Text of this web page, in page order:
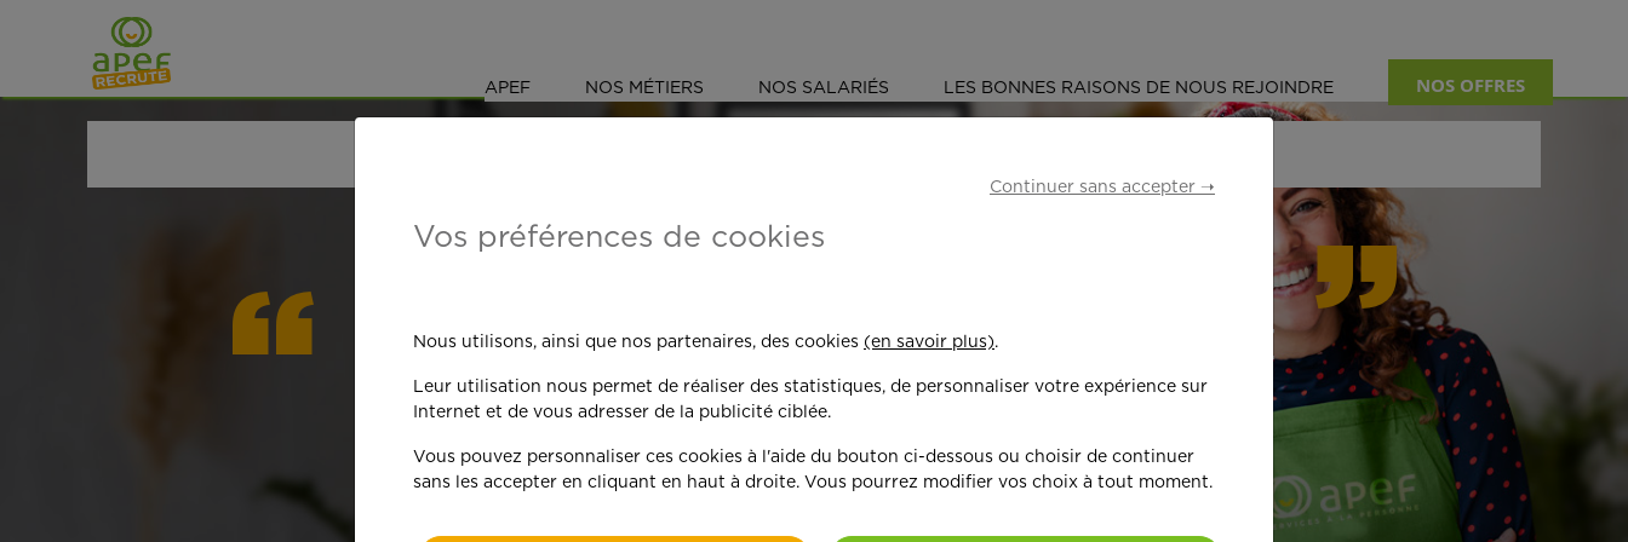
Navigation
Saut au contenu
APEF NOS MÉTIERS NOS SALARIÉS LES BONNES RAISONS DE NOUS REJOINDRE NOS OFFRES
On est toujours plus performant
quand on y met du cœur !
Continuer sans accepter ➝
Vos préférences de cookies
Nous utilisons, ainsi que nos partenaires, des cookies (en savoir plus).
Leur utilisation nous permet de réaliser des statistiques, de personnaliser votre expérience sur
Internet et de vous adresser de la publicité ciblée.
Vous pouvez personnaliser ces cookies à l'aide du bouton ci-dessous ou choisir de continuer
sans les accepter en cliquant en haut à droite. Vous pourrez modifier vos choix à tout moment.